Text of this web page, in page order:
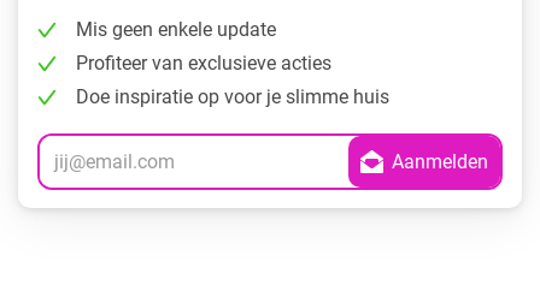
Mis geen enkele update
Profiteer van exclusieve acties
Doe inspiratie op voor je slimme huis